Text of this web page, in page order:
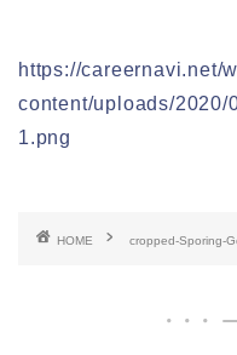
https://careernavi.net/
content/uploads/2020/
1.png
HOME cropped-Sporing-